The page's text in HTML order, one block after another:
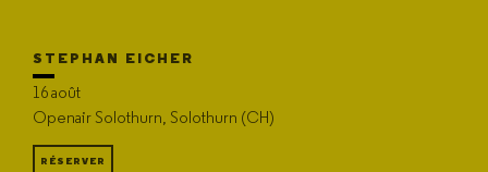
STEPHAN EICHER
16 août
Openair Solothurn, Solothurn (CH)
RÉSERVER